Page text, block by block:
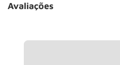
Avaliações